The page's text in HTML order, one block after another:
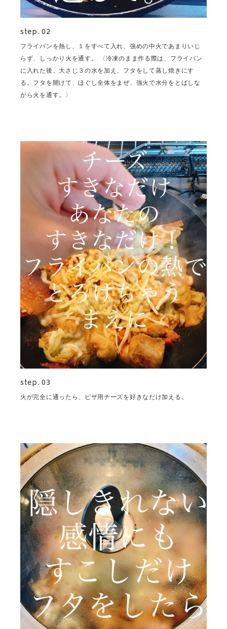
step. 02
フライパンを熱し、１をすべて入れ、強めの中火であまりいじ
らず、しっかり火を通す。 〈冷凍のまま作る際は、フライパン
に入れた後、大さじ３の水を加え、フタをして蒸し焼きにす
る。フタを開けて、ほぐし全体をまぜ、強火で水分をとばしな
がら火を通す。〉
step. 03
火が完全に通ったら、ピザ用チーズを好きなだけ加える。